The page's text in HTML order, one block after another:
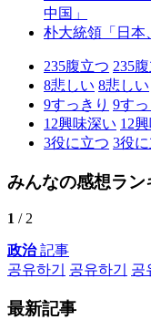
中国」
朴大統領「日本
235腹立つ 235
8悲しい 8悲しい
9すっきり 9すっ
12興味深い 12
3役に立つ 3役
みんなの感想ラン
1 / 2
政治記事
공유하기
공유하기 공
最新記事